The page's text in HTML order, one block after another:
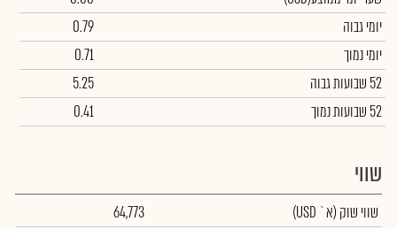
יומי גבוה
0.79
יומי נמוך
0.71
52 שבועות גבוה
5.25
52 שבועות נמוך
0.41
שווי
שווי שוק (א` USD)
64,773